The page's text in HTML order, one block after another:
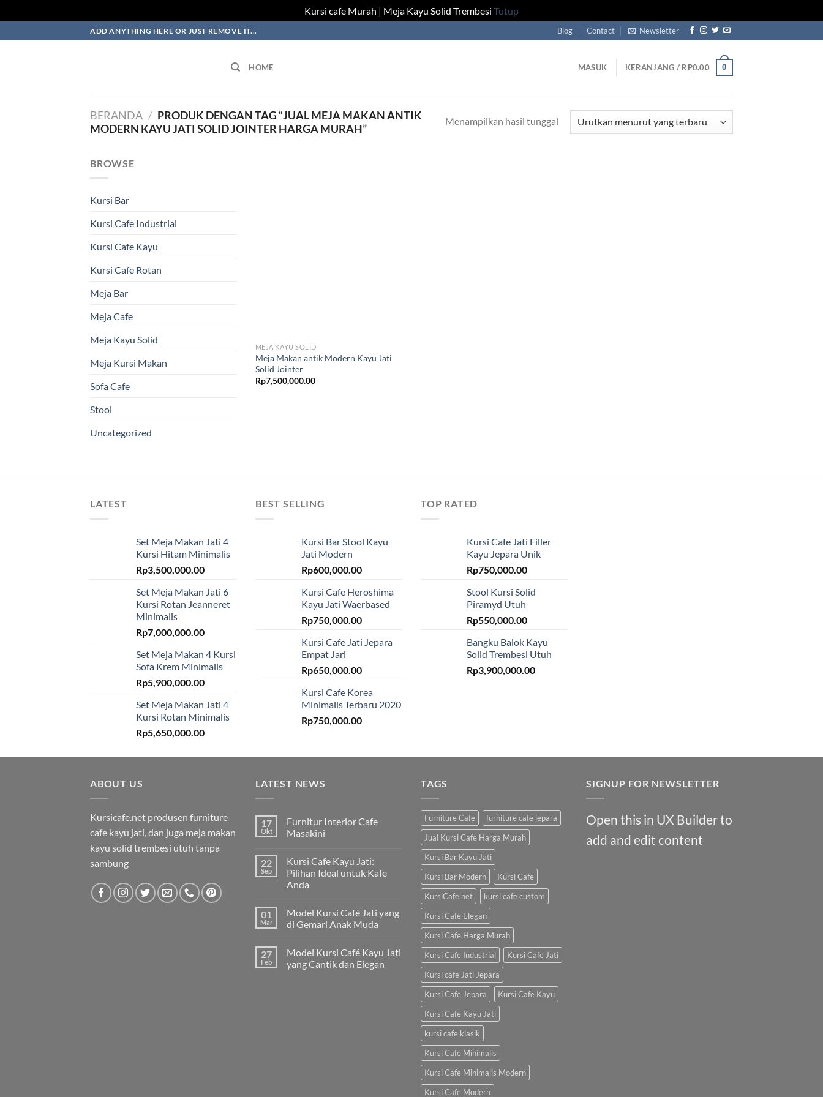
Kursi cafe Murah | Meja Kayu Solid Trembesi Tutup
to
ADD ANYTHING HERE OR JUST REMOVE IT... Blog Contact Newsletter
HOME MASUK KERANJANG / RP0.00 0
BERANDA / PRODUK DENGAN TAG “JUAL MEJA MAKAN ANTIK
MODERN KAYU JATI SOLID JOINTER HARGA MURAH”
Menampilkan hasil tunggal
BROWSE
Kursi Bar
Kursi Cafe Industrial
Kursi Cafe Kayu
Kursi Cafe Rotan
Meja Bar
Meja Cafe
Meja Kayu Solid
Meja Kursi Makan
Sofa Cafe
Stool
Uncategorized
MEJA KAYU SOLID
Meja Makan antik Modern Kayu Jati
Solid Jointer
Rp7,500,000.00
LATEST
Set Meja Makan Jati 4
Kursi Hitam Minimalis
Rp3,500,000.00
Set Meja Makan Jati 6
Kursi Rotan Jeanneret
Minimalis
Rp7,000,000.00
Set Meja Makan 4 Kursi
Sofa Krem Minimalis
Rp5,900,000.00
Set Meja Makan Jati 4
Kursi Rotan Minimalis
Rp5,650,000.00
BEST SELLING
Kursi Bar Stool Kayu
Jati Modern
Rp600,000.00
Kursi Cafe Heroshima
Kayu Jati Waerbased
Rp750,000.00
Kursi Cafe Jati Jepara
Empat Jari
Rp650,000.00
Kursi Cafe Korea
Minimalis Terbaru 2020
Rp750,000.00
TOP RATED
Kursi Cafe Jati Filler
Kayu Jepara Unik
Rp750,000.00
Stool Kursi Solid
Piramyd Utuh
Rp550,000.00
Bangku Balok Kayu
Solid Trembesi Utuh
Rp3,900,000.00
ABOUT US
Kursicafe.net produsen furniture
cafe kayu jati, dan juga meja makan
kayu solid trembesi utuh tanpa
sambung
LATEST NEWS
17
Okt
Furnitur Interior Cafe
Masakini
22
Sep
Kursi Cafe Kayu Jati:
Pilihan Ideal untuk Kafe
Anda
01
Mar
Model Kursi Café Jati yang
di Gemari Anak Muda
27
Feb
Model Kursi Café Kayu Jati
yang Cantik dan Elegan
TAGS
Furniture Cafe
furniture cafe jepara
Jual Kursi Cafe Harga Murah
Kursi Bar Kayu Jati
Kursi Bar Modern
Kursi Cafe
KursiCafe.net
kursi cafe custom
Kursi Cafe Elegan
Kursi Cafe Harga Murah
Kursi Cafe Industrial
Kursi Cafe Jati
Kursi cafe Jati Jepara
Kursi Cafe Jepara
Kursi Cafe Kayu
Kursi Cafe Kayu Jati
kursi cafe klasik
Kursi Cafe Minimalis
Kursi Cafe Minimalis Modern
Kursi Cafe Modern
SIGNUP FOR NEWSLETTER
Open this in UX Builder to
add and edit content